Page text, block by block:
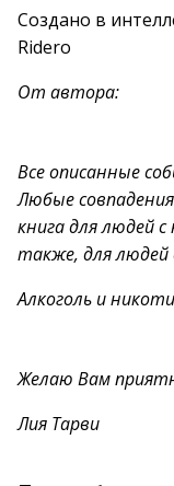
Создано в
Ridero
От автора:
Все описанные
Любые
книга для людей
также, для людей
Алкоголь и
Желаю Вам
Лия Тарви